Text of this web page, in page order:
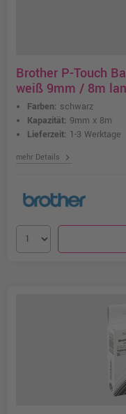
Brother P-Touch
weiß 9mm / 8m
Farben: schwarz
Kapazität: 9mm x 8m
Lieferzeit: 1-3 Werktage
mehr Details chevron_right